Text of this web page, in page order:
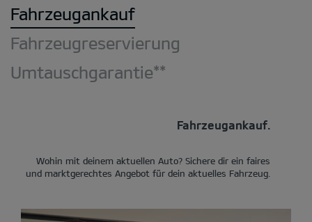
Fahrzeugankauf
Fahrzeugreservierung
Umtauschgarantie**
Fahrzeugankauf.
Wohin mit deinem aktuellen Auto? Sichere dir ein faires
und marktgerechtes Angebot für dein aktuelles Fahrzeug.